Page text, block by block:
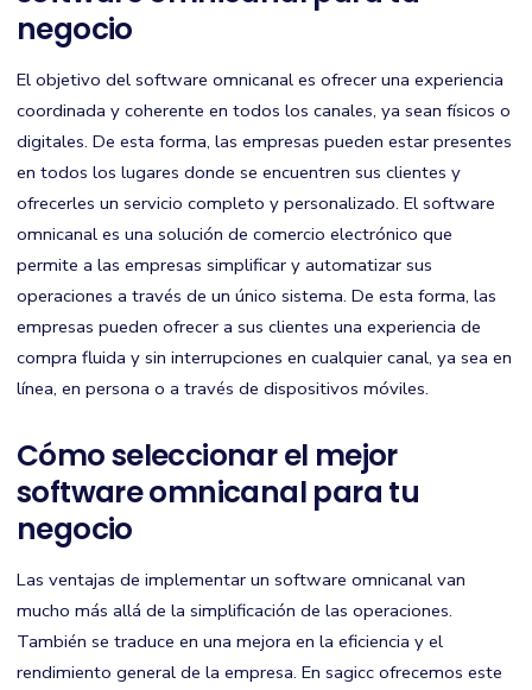
negocio
El objetivo del software omnicanal es ofrecer una experiencia
coordinada y coherente en todos los canales, ya sean físicos o
digitales. De esta forma, las empresas pueden estar presentes
en todos los lugares donde se encuentren sus clientes y
ofrecerles un servicio completo y personalizado. El software
omnicanal es una solución de comercio electrónico que
permite a las empresas simplificar y automatizar sus
operaciones a través de un único sistema. De esta forma, las
empresas pueden ofrecer a sus clientes una experiencia de
compra fluida y sin interrupciones en cualquier canal, ya sea en
línea, en persona o a través de dispositivos móviles.
Cómo seleccionar el mejor
software omnicanal para tu
negocio
Las ventajas de implementar un software omnicanal van
mucho más allá de la simplificación de las operaciones.
También se traduce en una mejora en la eficiencia y el
rendimiento general de la empresa. En sagicc ofrecemos este